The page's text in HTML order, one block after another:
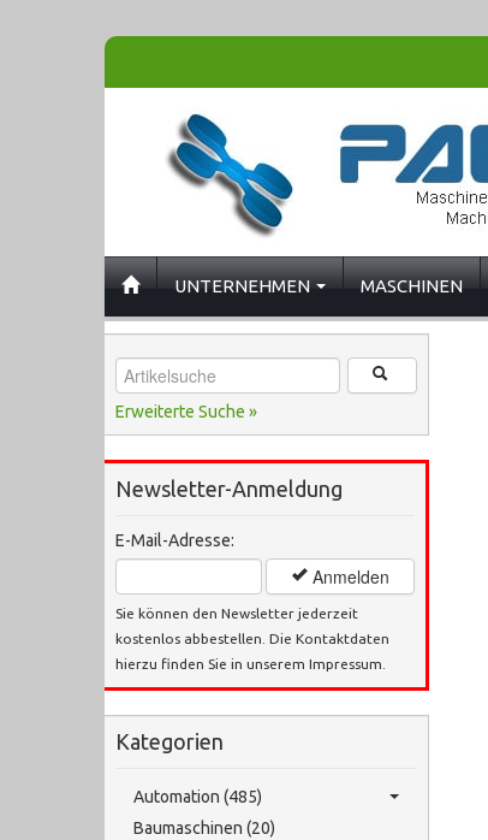
UNTERNEHMEN MASCHINEN
Erweiterte Suche »
Newsletter-Anmeldung
E-Mail-Adresse:
Anmelden
Sie können den Newsletter jederzeit
kostenlos abbestellen. Die Kontaktdaten
hierzu finden Sie in unserem Impressum.
Kategorien
Automation (485)
Baumaschinen (20)